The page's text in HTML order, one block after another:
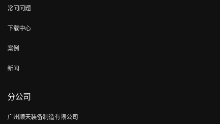
常问问题
下载中心
案例
新闻
分公司
广州顺天装备制造有限公司